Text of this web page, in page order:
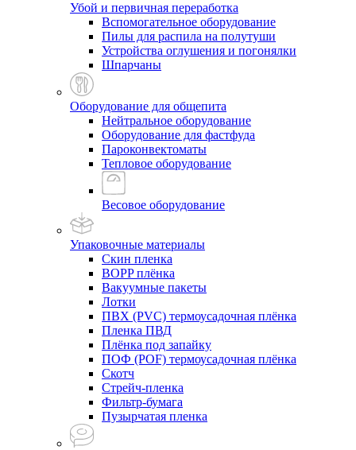
Убой и первичная переработка
Вспомогательное оборудование
Пилы для распила на полутуши
Устройства оглушения и погонялки
Шпарчаны
Оборудование для общепита
Нейтральное оборудование
Оборудование для фастфуда
Пароконвектоматы
Тепловое оборудование
Весовое оборудование
Упаковочные материалы
Скин пленка
BOPP плёнка
Вакуумные пакеты
Лотки
ПВХ (PVC) термоусадочная плёнка
Пленка ПВД
Плёнка под запайку
ПОФ (POF) термоусадочная плёнка
Скотч
Стрейч-пленка
Фильтр-бумага
Пузырчатая пленка